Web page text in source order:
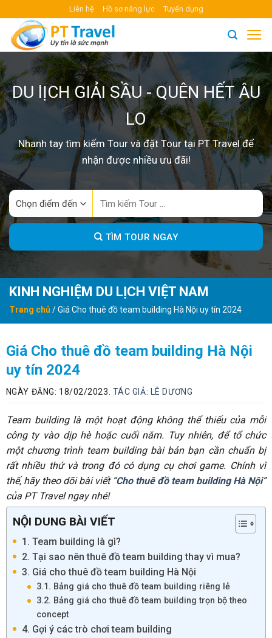
content
Liên hệ Hồ sơ năng lực Tuyển dụng
DU lỊCH GIẢI SẦU - QUÊN HẾT ÂU
LO
Nhanh tay tìm kiếm Tour và đặt Tour tại PT Travel để
nhận được nhiều ưu đãi!
TÌM TOUR NGAY
KINH NGHIỆM DU LỊCH VIỆT NAM
Trang chủ/Giá Cho thuê đồ team building Hà Nội uy tín 2024
Giá Cho thuê đồ team building Hà Nội
uy tín 2024
NGÀY ĐĂNG: 18/02/2023. TÁC GIẢ: LÊ DƯƠNG
Team building là một hoạt động không thể thiếu của mỗi
công ty vào dịp hè hoặc cuối năm. Tuy nhiên, để tổ chức
một chương trình team building bài bản bạn cần chuẩn bị
rất nhiều thứ và trong đó có dụng cụ chơi game. Chính vì
thế, hãy theo dõi bài viết “Cho thuê đồ team building Hà Nội”
của PT Travel ngay nhé!
NỘI DUNG BÀI VIẾT
1. Team building là gì?
2. Tại sao nên thuê đồ team building thay vì mua?
3. Giá cho thuê đồ team building Hà Nội
3.1. Bảng giá cho thuê đồ team building riêng lẻ
3.2. Bảng giá cho thuê đồ team building trọn bộ theo
concept
4. Gợi ý các trò chơi team building